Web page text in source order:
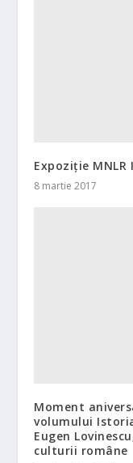
Expoziție MNLR
8 martie 2017
Moment
volumului
Eugen
culturii române